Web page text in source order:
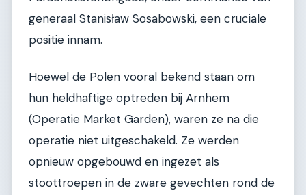
generaal Stanisław Sosabowski, een cruciale
positie innam.
Hoewel de Polen vooral bekend staan om
hun heldhaftige optreden bij Arnhem
(Operatie Market Garden), waren ze na die
operatie niet uitgeschakeld. Ze werden
opnieuw opgebouwd en ingezet als
stoottroepen in de zware gevechten rond de